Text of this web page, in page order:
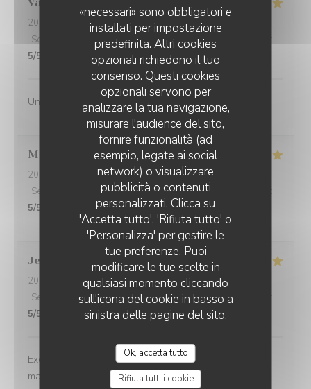
«necessari» sono obbligatori e
installati per impostazione
predefinita. Altri cookies
opzionali richiedono il tuo
consenso. Questi cookies
opzionali servono per
analizzare la tua navigazione,
misurare l'audience del sito,
fornire funzionalità (ad
esempio, legate ai social
network) o visualizzare
pubblicità o contenuti
personalizzati. Clicca su
'Accetta tutto', 'Rifiuta tutto' o
'Personalizza' per gestire le
tue preferenze. Puoi
modificare le tue scelte in
qualsiasi momento cliccando
sull'icona del cookie in basso a
sinistra delle pagine del sito.
Ok, accetta tutto
Rifiuta tutti i cookie
2024-09-05
- 13:30 - Ospiti 2
Servizio
Atmosfera: 5/5 Cucina:5/5 Qualità / Prezzo
5/5
Un vrai régal du début à la fin !!!
Marie-Laure G
2024-08-31
- 12:00 - Ospiti 4
Servizio
Atmosfera:5/5 Cucina:5/5 Qualità / Prezzo
5/5
Jean-Mary
2024-08-29
- 20:00 - Ospiti 2
Servizio
/5 Atmosfera: 5 /5 Cucina :5 /5 Qualità / Prezzo
5/5
Excellente cuisine( produits locaux,fait
maison..).Cadre,accueil, service,chaleureux.
AUBERGE DE LA FEUILLE D'ERABLE